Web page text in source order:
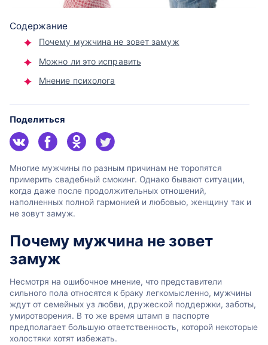
Содержание
Почему мужчина не зовет замуж
Можно ли это исправить
Мнение психолога
Поделиться
Многие мужчины по разным причинам не торопятся
примерить свадебный смокинг. Однако бывают ситуации,
когда даже после продолжительных отношений,
наполненных полной гармонией и любовью, женщину так и
не зовут замуж.
Почему мужчина не зовет
замуж
Несмотря на ошибочное мнение, что представители
сильного пола относятся к браку легкомысленно, мужчины
ждут от семейных уз любви, дружеской поддержки, заботы,
умиротворения. В то же время штамп в паспорте
предполагает большую ответственность, которой некоторые
холостяки хотят избежать.